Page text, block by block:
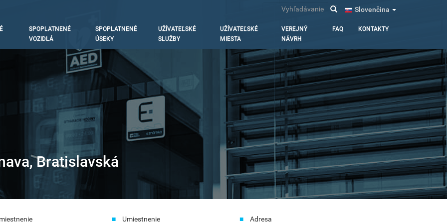
Slovenčina
Vyhľadávanie
SPOPLATNENÉ
VOZIDLÁ
SPOPLATNENÉ
ÚSEKY
UŽÍVATEĽSKÉ
SLUŽBY
UŽÍVATEĽSKÉ
MIESTA
VEREJNÝ
NÁVRH
FAQ KONTAKTY
Bratislavská
Umiestnenie
Adresa